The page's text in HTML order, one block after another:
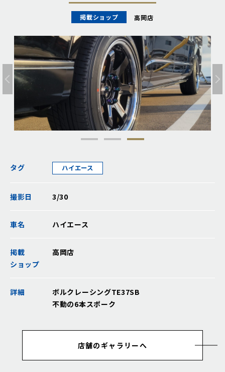
掲載ショップ 高岡店
タグ ハイエース
撮影日 3/30
車名 ハイエース
掲載
ショップ
高岡店
詳細
ボルクレーシングTE37SB
不動の6本スポーク
店舗のギャラリーへ